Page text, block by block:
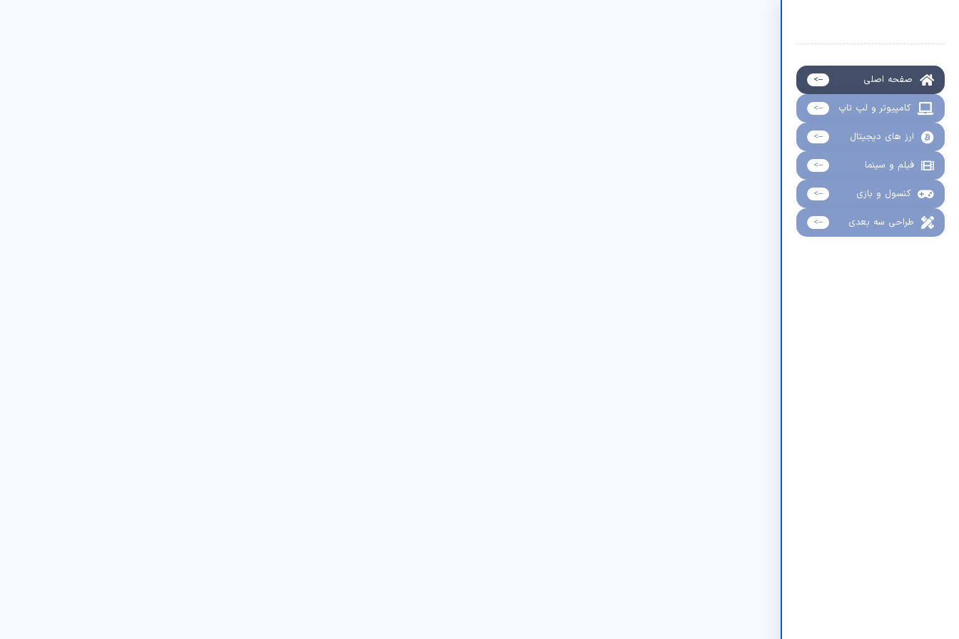
صفحه اصلی -->
کامپیوتر و لپ تاپ -->
ارز های دیجیتال -->
فیلم و سینما -->
کنسول و بازی -->
طراحی سه بعدی -->